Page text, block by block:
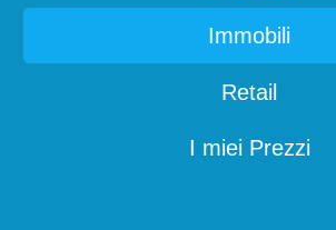
Immobili
Retail
I miei Prezzi